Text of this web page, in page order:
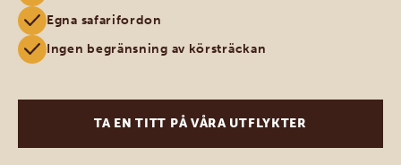
Egna safarifordon
Ingen begränsning av körsträckan
TA EN TITT PÅ VÅRA UTFLYKTER